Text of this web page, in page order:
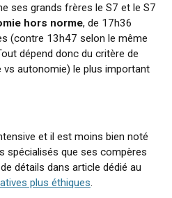
ses grands frères le S7 et le S7
hors norme, de 17h36
(contre 13h47 selon le même
dépend donc du critère de
autonomie) le plus important
et il est moins bien noté
spécialisés que ses compères
détails dans article dédié au
plus éthiques.